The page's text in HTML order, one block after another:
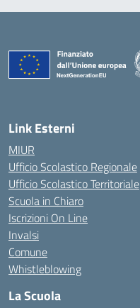
Link Esterni
MIUR
Ufficio Scolastico Regionale
Ufficio Scolastico Territoriale
Scuola in Chiaro
Iscrizioni On Line
Invalsi
Comune
Whistleblowing
La Scuola